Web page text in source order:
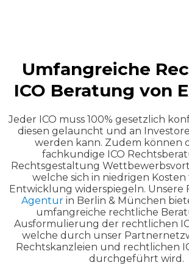
Umfangreiche
ICO Beratung von
Jeder ICO muss 100% gesetzlich
diesen gelauncht und an
werden kann. Zudem können
fachkundige ICO
Rechtsgestaltung
welche sich in niedrigen Kosten
Entwicklung widerspiegeln. Unsere
Agenturin Berlin & München
umfangreiche rechtliche
Ausformulierung der rechtlichen
welche durch unser
Rechtskanzleien und rechtlichen
durchgeführt wird.